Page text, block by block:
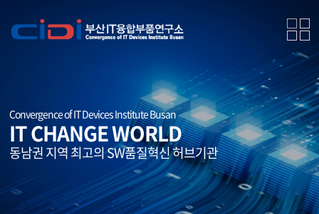
Convergence of IT Devices Institute Busan
IT CHANGE WORLD
동남권 지역 최고의 SW품질혁신 허브기관